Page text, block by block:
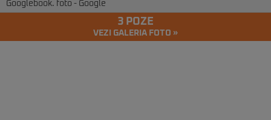
Googlebook. foto - Google
3 POZE
VEZI GALERIA FOTO »